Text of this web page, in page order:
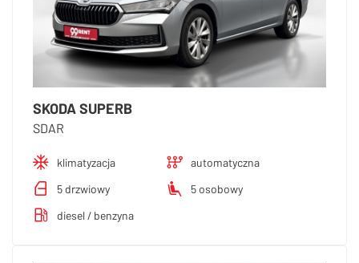
SKODA SUPERB
SDAR
klimatyzacja
automatyczna
5 drzwiowy
5 osobowy
diesel / benzyna